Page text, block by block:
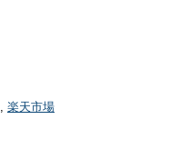
, 楽天市場